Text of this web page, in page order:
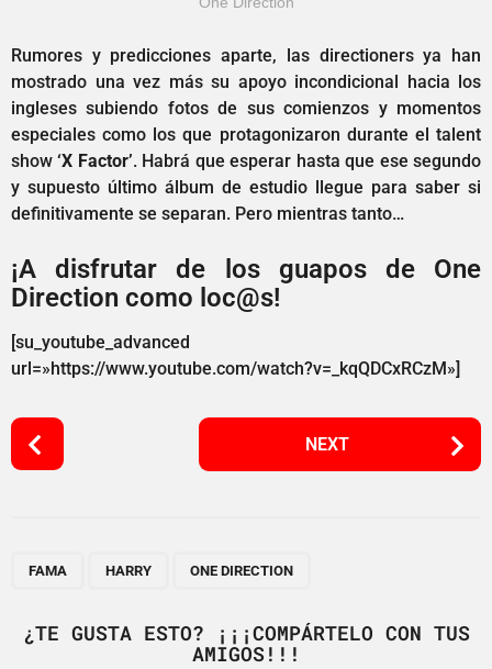
Rumores y predicciones aparte, las directioners ya han
mostrado una vez más su apoyo incondicional hacia los
ingleses subiendo fotos de sus comienzos y momentos
especiales como los que protagonizaron durante el talent
show ‘X Factor’. Habrá que esperar hasta que ese segundo
y supuesto último álbum de estudio llegue para saber si
definitivamente se separan. Pero mientras tanto…
¡A disfrutar de los guapos de One
Direction como loc@s!
[su_youtube_advanced
url=»https://www.youtube.com/watch?v=_kqQDCxRCzM»]
P
o
NEXT
FAMA HARRY ONE DIRECTION
¿TE GUSTA ESTO? ¡¡¡COMPÁRTELO CON TUS
AMIGOS!!!